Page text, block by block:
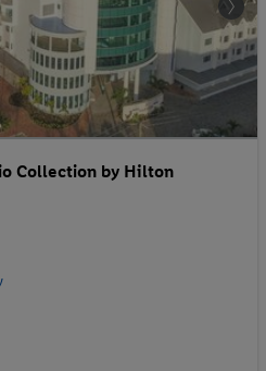
Collection by Hilton